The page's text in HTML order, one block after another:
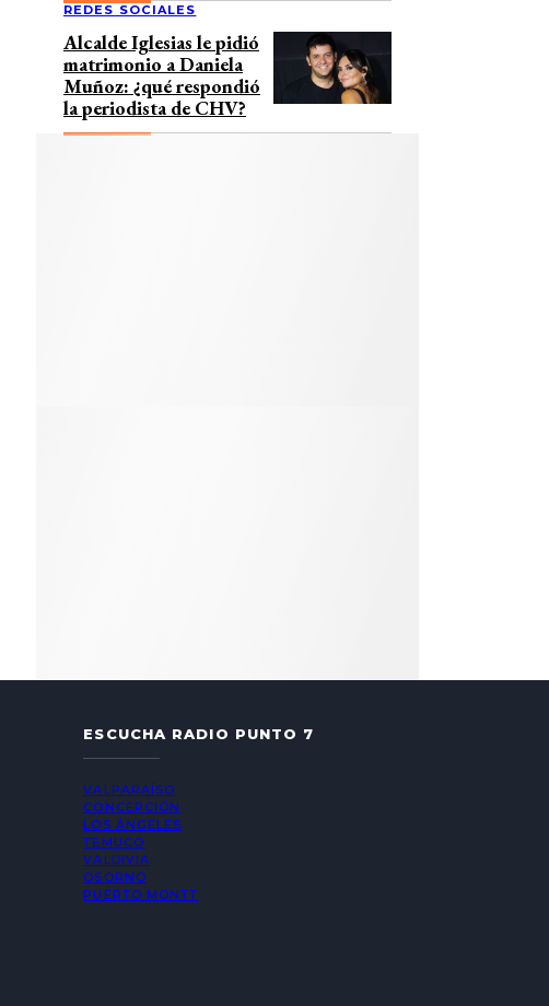
REDES SOCIALES
Alcalde Iglesias le pidió
matrimonio a Daniela
Muñoz: ¿qué respondió
la periodista de CHV?
ESCUCHA RADIO PUNTO 7
VALPARAÍSO
CONCEPCIÓN
LOS ÁNGELES
TEMUCO
VALDIVIA
OSORNO
PUERTO MONTT